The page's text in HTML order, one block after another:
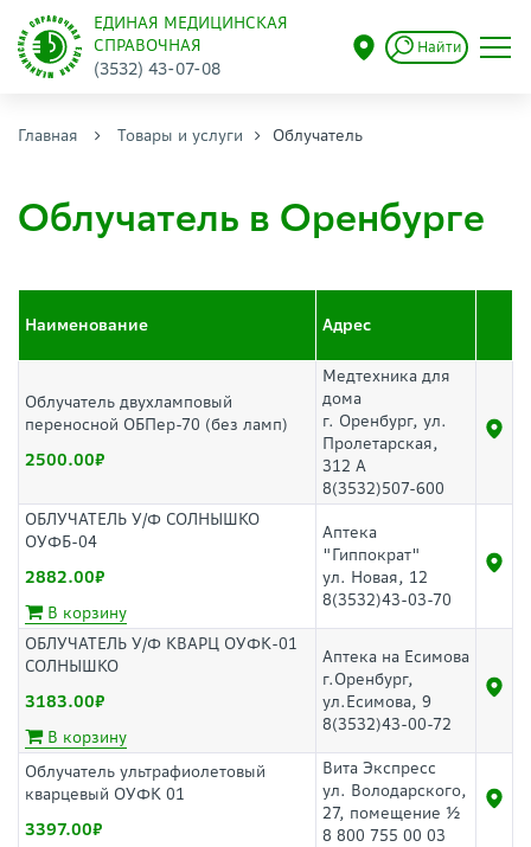
ЕДИНАЯ МЕДИЦИНСКАЯ
СПРАВОЧНАЯ
(3532) 43-07-08
Найти
Главная Товары и услуги Облучатель
Облучатель в Оренбурге
Наименование Адрес
Облучатель двухламповый
переносной ОБПер-70 (без ламп)
2500.00
Медтехника для
дома
г. Оренбург, ул.
Пролетарская,
312 А
8(3532)507-600
ОБЛУЧАТЕЛЬ У/Ф СОЛНЫШКО
ОУФБ-04
2882.00
В корзину
Аптека
"Гиппократ"
ул. Новая, 12
8(3532)43-03-70
ОБЛУЧАТЕЛЬ У/Ф КВАРЦ ОУФК-01
СОЛНЫШКО
3183.00
В корзину
Аптека на Есимова
г.Оренбург,
ул.Есимова, 9
8(3532)43-00-72
Облучатель ультрафиолетовый
кварцевый ОУФК 01
3397.00
Вита Экспресс
ул. Володарского,
27, помещение ½
8 800 755 00 03